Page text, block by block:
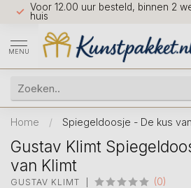
Voor 12.00 uur besteld, binnen 2
huis
MENU
Home / Spiegeldoosje - De kus
Gustav Klimt
van Klimt
GUSTAV KLIMT (0)